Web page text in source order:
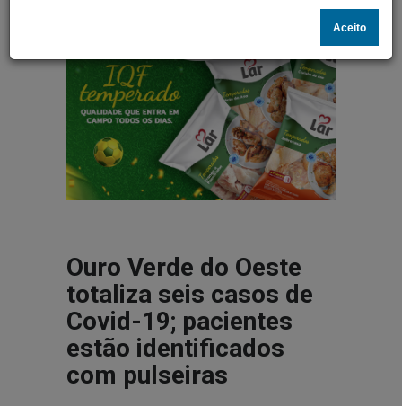
Ouro Verde do Oeste
totaliza seis casos de
Covid-19; pacientes
estão identificados
com pulseiras
Aceito